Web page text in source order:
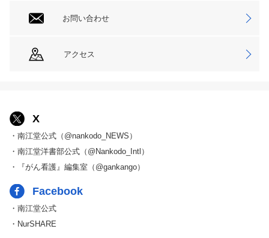
お問い合わせ
アクセス
X
・南江堂公式（@nankodo_NEWS）
・南江堂洋書部公式（@Nankodo_Intl）
・『がん看護』編集室（@gankango）
Facebook
・南江堂公式
・NurSHARE